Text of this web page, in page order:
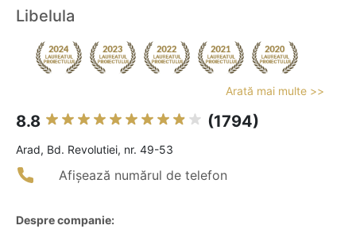
Libelula
Arată mai multe >>
8.8 (1794)
Arad, Bd. Revolutiei, nr. 49-53
Afișează numărul de telefon
Despre companie: